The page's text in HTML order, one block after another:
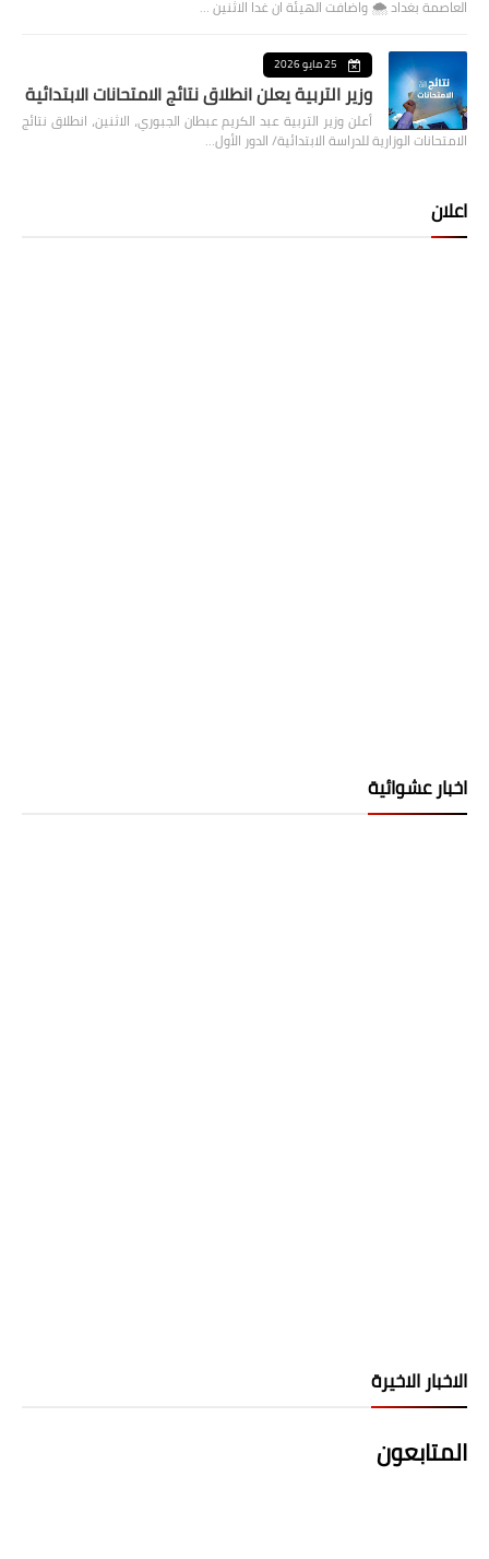
العاصمة بغداد ⁦🌨️⁩ واضافت الهيئة ان غدا الاثنين …
25 مايو 2026
وزير التربية يعلن انطلاق نتائج الامتحانات الابتدائية
أعلن وزير التربية عبد الكريم عبطان الجبوري، الاثنين، انطلاق نتائج
الامتحانات الوزارية للدراسة الابتدائية/ الدور الأول…
اعلان
اخبار عشوائية
الاخبار الاخيرة
المتابعون